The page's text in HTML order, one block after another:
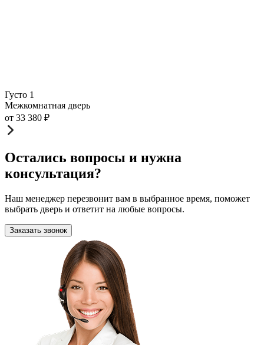
Густо 1
Межкомнатная дверь
от 33 380 ₽
Остались вопросы и нужна
консультация?
Наш менеджер перезвонит вам в выбранное время, поможет
выбрать дверь и ответит на любые вопросы.
Заказать звонок